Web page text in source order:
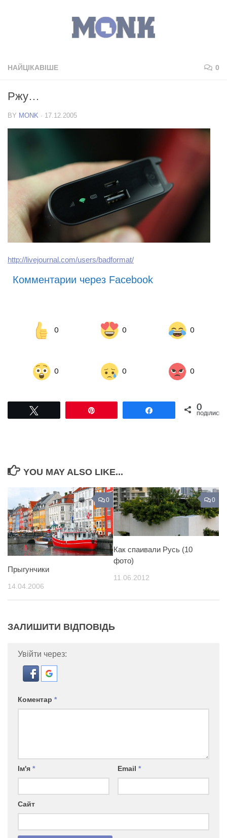
НАЙЦІКАВІШЕ 0
Ржу…
BY MONK · 17.12.2005
http://livejournal.com/users/badformat/
Комментарии через Facebook
0 0 0
0 0 0
Поділитися0
ПОДІЛИСЬ
YOU MAY ALSO LIKE...
0
Прыгунчики
14.04.2006
0
Как спаивали Русь (10
фото)
11.06.2012
ЗАЛИШИТИ ВІДПОВІДЬ
Увійти через:
Коментар *
Ім'я * Email *
Сайт